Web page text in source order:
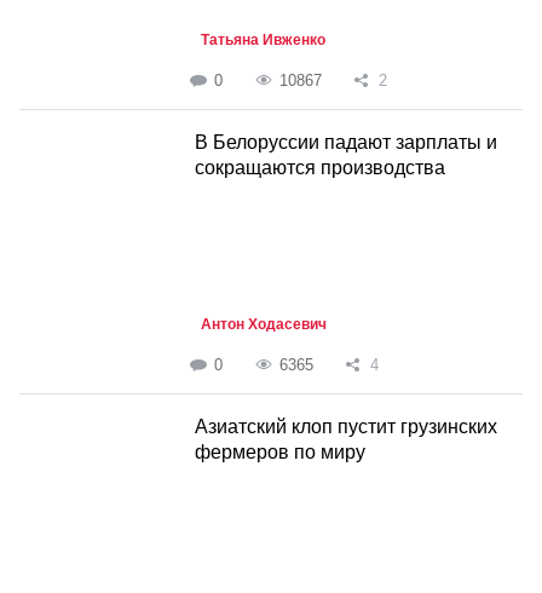
Татьяна Ивженко
0 10867 2
В Белоруссии падают зарплаты и
сокращаются производства
Антон Ходасевич
0 6365 4
Азиатский клоп пустит грузинских
фермеров по миру